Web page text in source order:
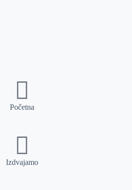
Početna
Izdvajamo